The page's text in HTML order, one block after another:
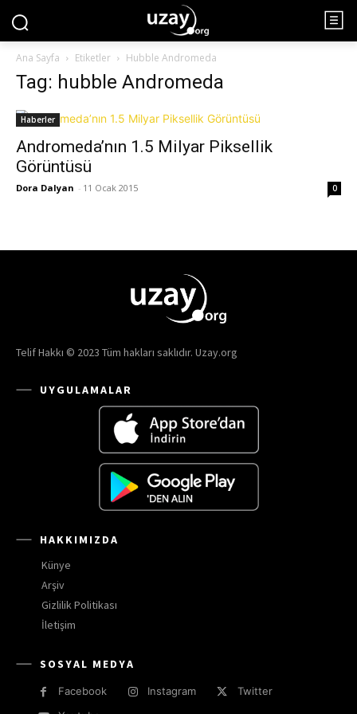
Ana Sayfa Etiketler Hubble Andromeda
Tag: hubble Andromeda
Haberler
Andromeda’nın 1.5 Milyar Piksellik
Görüntüsü
Dora Dalyan - 11 Ocak 2015 0
Telif Hakkı © 2023 Tüm hakları saklıdır. Uzay.org
UYGULAMALAR
HAKKIMIZDA
Künye
Arşiv
Gizlilik Politikası
İletişim
SOSYAL MEDYA
Facebook Instagram
Twitter